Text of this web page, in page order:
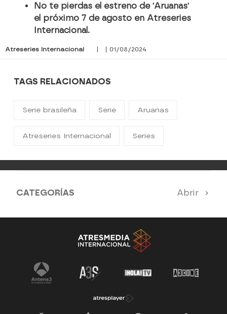
No te pierdas el estreno de 'Aruanas'
el próximo 7 de agosto en Atreseries
Internacional.
Atreseries Internacional | | 01/08/2024
TAGS RELACIONADOS
Serie brasileña Serie Aruanas
Atreseries Internacional Series
CATEGORÍAS Abrir
SERIES 100% EN ESPAÑOL ESTRENOS
SUEÑOS DE LIBERTAD